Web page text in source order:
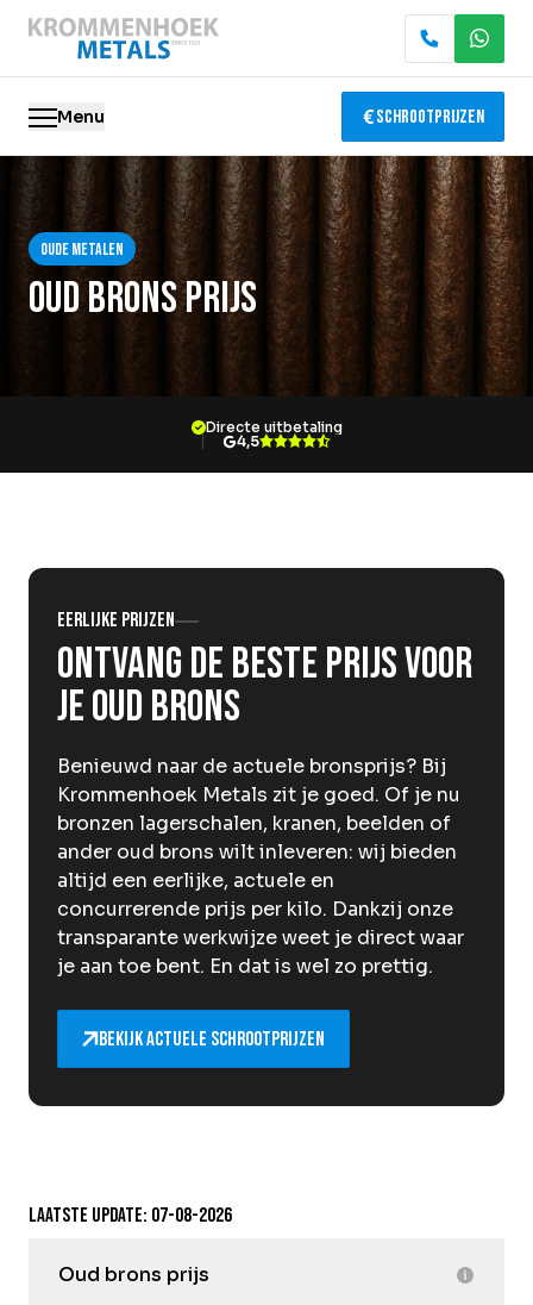
Menu Schrootprijzen
Oude metalen
Elektronica recycling
Slopen & demontage
Katalysator recycling
Werken bij
NL
Oude metalen
Oud brons prijs
Directe uitbetaling
4,5
Eerlijke prijzen
Ontvang de beste prijs voor
je oud brons
Benieuwd naar de actuele bronsprijs? Bij
Krommenhoek Metals zit je goed. Of je nu
bronzen lagerschalen, kranen, beelden of
ander oud brons wilt inleveren: wij bieden
altijd een eerlijke, actuele en
concurrerende prijs per kilo. Dankzij onze
transparante werkwijze weet je direct waar
je aan toe bent. En dat is wel zo prettig.
Bekijk actuele schrootprijzen
Laatste update: 07-08-2026
Oud brons prijs